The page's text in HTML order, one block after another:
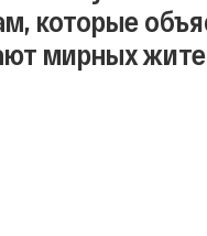
которые
мирных